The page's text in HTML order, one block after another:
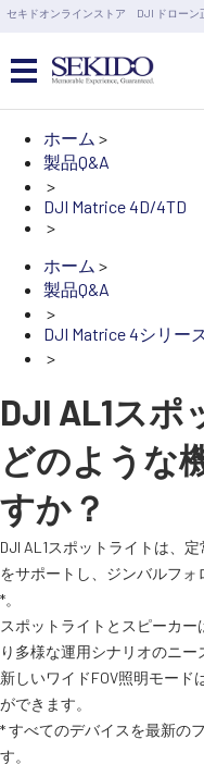
セキドオンラインストア DJI ドローン
営業日の15時まで即日出荷
カメラドローン・
カテゴリ一覧を開く
業務用ドローン
RC・ロボット部品
講習会･国家資格
スペシャルコンテンツ
コー
ホーム >
製品Q&A
>
DJI Matrice 4D/4TD
>
ホーム >
製品Q&A
>
DJI Matrice 4シリー
>
DJI AL1スポ
どのような
すか？
DJI AL1スポットライトは、
をサポートし、ジンバルフ
*。
スポットライトとスピーカ
り多様な運用シナリオのニー
新しいワイドFOV照明モード
ができます。
* すべてのデバイスを最新の
す。